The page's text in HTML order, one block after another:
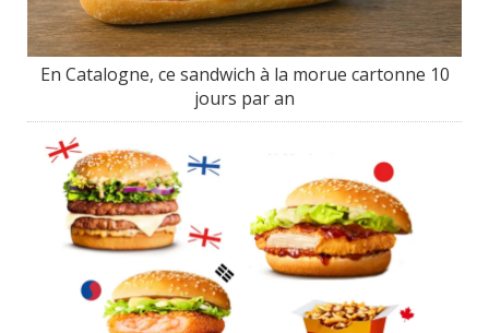
En Catalogne, ce sandwich à la morue cartonne 10
jours par an